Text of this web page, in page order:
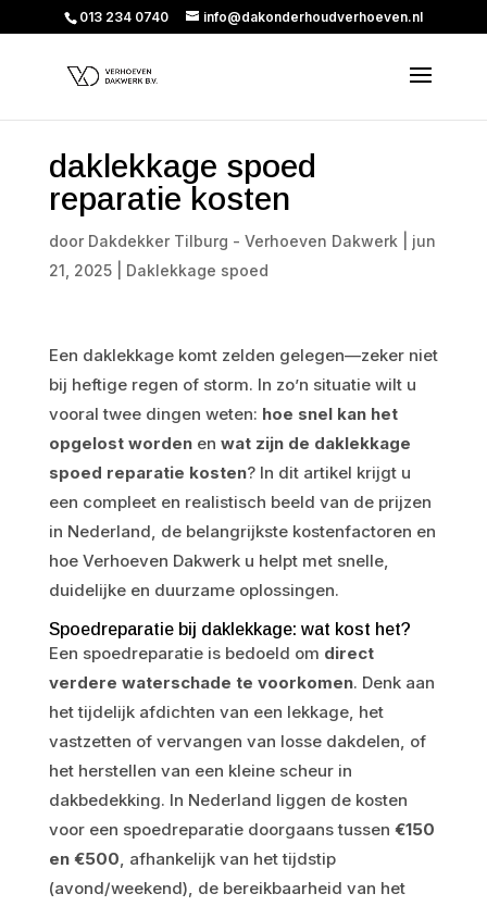
013 234 0740 info@dakonderhoudverhoeven.nl
daklekkage spoed
reparatie kosten
door Dakdekker Tilburg - Verhoeven Dakwerk
jun
21, 2025| Daklekkage spoed
Een daklekkage komt zelden gelegen—zeker niet
bij heftige regen of storm. In zo’n situatie wilt u
vooral twee dingen weten: hoe snel kan het
opgelost wordenen wat zijn de daklekkage
spoed reparatie kosten? In dit artikel krijgt u
een compleet en realistisch beeld van de prijzen
in Nederland, de belangrijkste kostenfactoren en
hoe Verhoeven Dakwerk u helpt met snelle,
duidelijke en duurzame oplossingen.
Spoedreparatie bij daklekkage: wat kost het?
Een spoedreparatie is bedoeld om direct
verdere waterschade te voorkomen. Denk aan
het tijdelijk afdichten van een lekkage, het
vastzetten of vervangen van losse dakdelen, of
het herstellen van een kleine scheur in
dakbedekking. In Nederland liggen de kosten
voor een spoedreparatie doorgaans tussen €150
en €500, afhankelijk van het tijdstip
(avond/weekend), de bereikbaarheid van het